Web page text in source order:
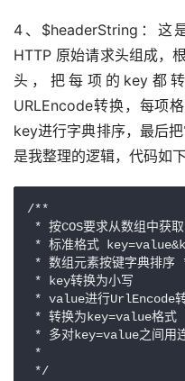
4、$headerString：这
HTTP 原始请求头组成，
头，把每项的key都
URLEncode转换，每项
key进行字典排序，最后
是我整理的逻辑，代码如下
/**
* 按COS要求从数组中
* 标准格式
* 数组元素按键字典排序
* key转换为小写
* value进行UrlEncode
* 转换为key=value格式
* 多对key=value之间用
*
*/